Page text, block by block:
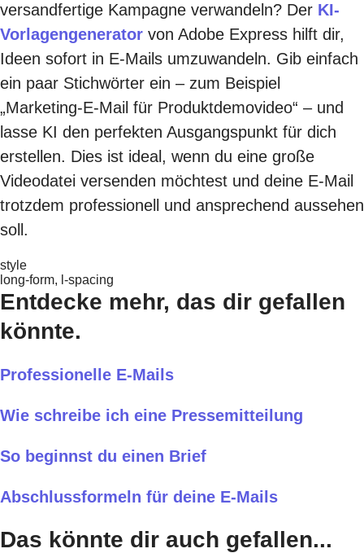
versandfertige Kampagne verwandeln? Der KI-
Vorlagengenerator von Adobe Express hilft dir,
Ideen sofort in E-Mails umzuwandeln. Gib einfach
ein paar Stichwörter ein – zum Beispiel
„Marketing-E-Mail für Produktdemovideo“ – und
lasse KI den perfekten Ausgangspunkt für dich
erstellen. Dies ist ideal, wenn du eine große
Videodatei versenden möchtest und deine E-Mail
trotzdem professionell und ansprechend aussehen
soll.
style
long-form, l-spacing
Entdecke mehr, das dir gefallen
könnte.
Professionelle E-Mails
Wie schreibe ich eine Pressemitteilung
So beginnst du einen Brief
Abschlussformeln für deine E-Mails
Das könnte dir auch gefallen...